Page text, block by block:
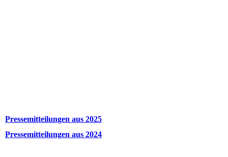
Pressemitteilungen aus 2025
Pressemitteilungen aus 2024